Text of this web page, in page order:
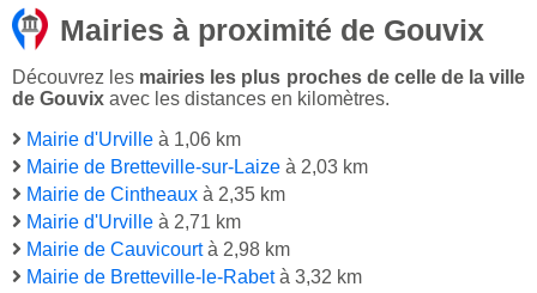
Mairies à proximité de Gouvix
Découvrez les mairies les plus proches de celle de la ville
de Gouvix avec les distances en kilomètres.
Mairie d'Urville à 1,06 km
Mairie de Bretteville-sur-Laize à 2,03 km
Mairie de Cintheaux à 2,35 km
Mairie d'Urville à 2,71 km
Mairie de Cauvicourtà 2,98 km
Mairie de Bretteville-le-Rabetà 3,32 km